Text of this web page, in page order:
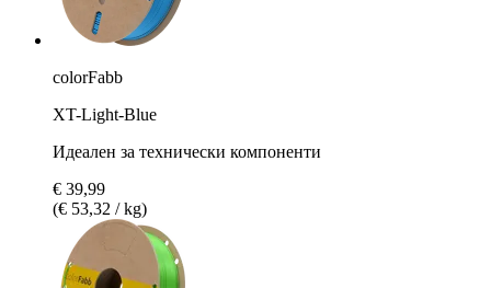
colorFabb
XT-Light-Blue
Идеален за технически компоненти
€ 39,99
(€ 53,32 / kg)